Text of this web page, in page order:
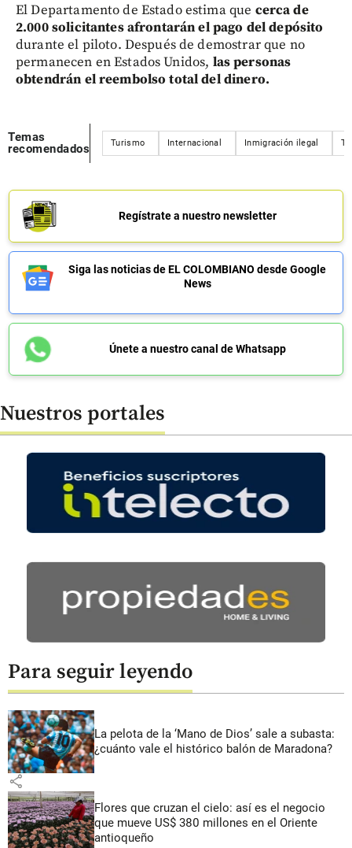
El Departamento de Estado estima que cerca de
2.000 solicitantes afrontarán el pago del depósito
durante el piloto. Después de demostrar que no
permanecen en Estados Unidos, las personas
obtendrán el reembolso total del dinero.
Temas
recomendados
Turismo Internacional Inmigración ilegal
Regístrate a nuestro newsletter
Siga las noticias de EL COLOMBIANO desde Google
News
Únete a nuestro canal de Whatsapp
Nuestros portales
Para seguir leyendo
La pelota de la ‘Mano de Dios’ sale a subasta:
¿cuánto vale el histórico balón de Maradona?
share
Flores que cruzan el cielo: así es el negocio
que mueve US$ 380 millones en el Oriente
antioqueño